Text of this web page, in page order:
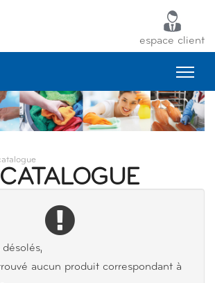
espace client
aucun produit correspondant à
des cookies